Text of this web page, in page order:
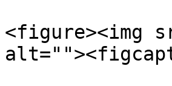
<figure><img